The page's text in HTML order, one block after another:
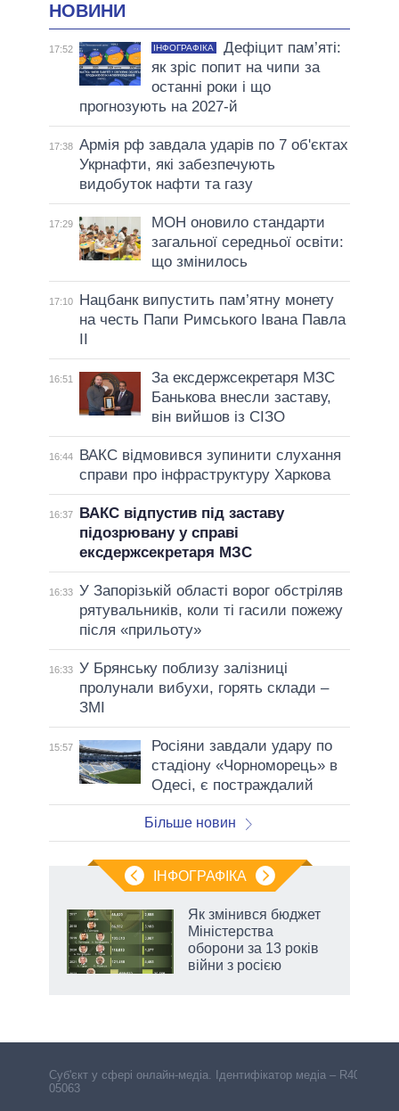
НОВИНИ
17:52 ІНФОГРАФІКА
Дефіцит пам’яті:
як зріс попит на чипи за
останні роки і що
прогнозують на 2027-й
17:38 Армія рф завдала ударів по 7 об'єктах
Укрнафти, які забезпечують
видобуток нафти та газу
17:29
МОН оновило стандарти
загальної середньої освіти:
що змінилось
17:10
Нацбанк випустить пам’ятну монету
на честь Папи Римського Івана Павла
II
16:51
За ексдержсекретаря МЗС
Банькова внесли заставу,
він вийшов із СІЗО
16:44
ВАКС відмовився зупинити слухання
справи про інфраструктуру Харкова
16:37
ВАКС відпустив під заставу
підозрювану у справі
ексдержсекретаря МЗС
16:33 У Запорізькій області ворог обстріляв
рятувальників, коли ті гасили пожежу
після «прильоту»
16:33 У Брянську поблизу залізниці
пролунали вибухи, горять склади –
ЗМІ
15:57
Росіяни завдали удару по
стадіону «Чорноморець» в
Одесі, є постраждалий
Більше новин
ІНФОГРАФІКА
Як змінився бюджет
Міністерства
оборони за 13 років
війни з росією
Cуб'єкт у сфері онлайн-медіа. Ідентифікатор медіа – R40-
05063